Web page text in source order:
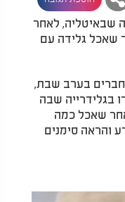
שבאיטליה, לאחר
לאחר שאכל גלידה עם
חברים בערב שבת,
בגלידרייה שבה
שאכל כמה
והראה סימנים